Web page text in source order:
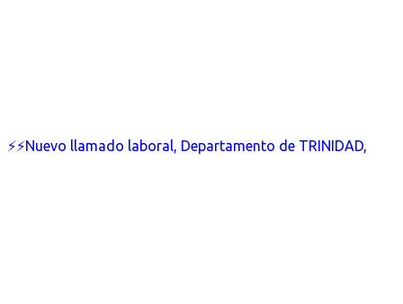
⚡⚡Nuevo llamado laboral, Departamento de TRINIDAD,